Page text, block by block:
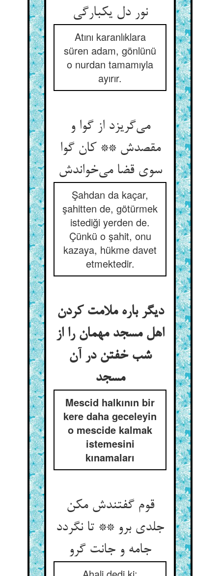
نور دل یکبارگی
Atını karanlıklara
süren adam, gönlünü
o nurdan tamamıyla
ayırır.
می‌گریزد از گوا و
مقصدش ** کان گوا
سوی قضا می‌خواندش
Şahdan da kaçar,
şahitten de, götürmek
istediği yerden de.
Çünkü o şahit, onu
kazaya, hükme davet
etmektedir.
دیگر باره ملامت کردن
اهل مسجد مهمان را از
شب خفتن در آن
مسجد
Mescid halkının bir
kere daha geceleyin
o mescide kalmak
istemesini
kınamaları
قوم گفتندش مکن
جلدی برو ** تا نگردد
جامه و جانت گرو